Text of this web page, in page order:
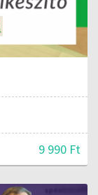
9 990 Ft